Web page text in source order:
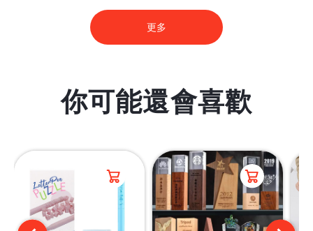
更多
你可能還會喜歡